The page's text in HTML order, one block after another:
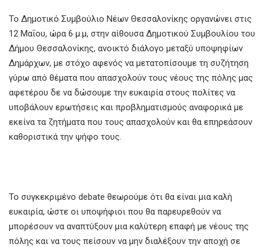
Το Δημοτικό Συμβούλιο Νέων Θεσσαλονίκης οργανώνει στις
12 Μαΐου, ώρα 6 μ.μ, στην αίθουσα Δημοτικού Συμβουλίου του
Δήμου Θεσσαλονίκης, ανοικτό διάλογο μεταξύ υποψηφίων
Δημάρχων, με στόχο αφενός να μετατοπίσουμε τη συζήτηση
γύρω από θέματα που απασχολούν τους νέους της πόλης μας
αφετέρου δε να δώσουμε την ευκαιρία στους πολίτες να
υποβάλουν ερωτήσεις και προβληματισμούς αναφορικά με
εκείνα τα ζητήματα που τους απασχολούν και θα επηρεάσουν
καθοριστικά την ψήφο τους.
Το συγκεκριμένο debate θεωρούμε ότι θα είναι μια καλή
ευκαιρία, ώστε οι υποψήφιοι που θα παρευρεθούν να
μπορέσουν να αναπτύξουν μια καλύτερη επαφή με νέους της
πόλης και να τους πείσουν να μην διαλέξουν την αποχή σε